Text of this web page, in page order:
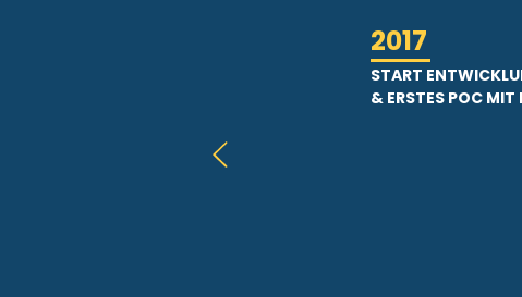
2017
START
& ERSTES POC